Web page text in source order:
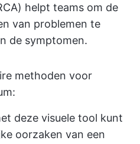
helpt teams om de
van problemen te
de symptomen.
methoden voor
deze visuele tool kunt
oorzaken van een